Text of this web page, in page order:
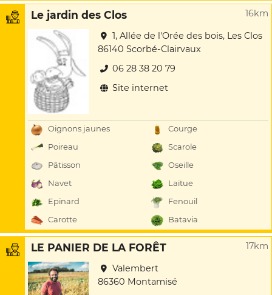
Le jardin des Clos 16km
1, Allée de l'Orée des bois, Les Clos
86140 Scorbé-Clairvaux
06 28 38 20 79
Site internet
Oignons jaunes
Courge
Poireau
Scarole
Pâtisson
Oseille
Navet
Laitue
Epinard
Fenouil
Carotte
Batavia
LE PANIER DE LA FORÊT 17km
Valembert
86360 Montamisé